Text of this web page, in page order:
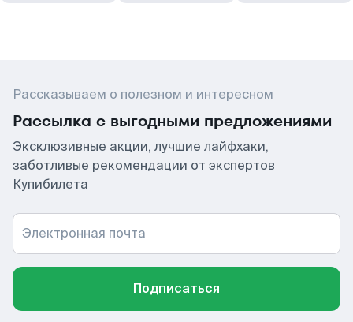
Рассказываем о полезном и интересном
Рассылка с выгодными предложениями
Эксклюзивные акции, лучшие лайфхаки,
заботливые рекомендации от экспертов
Купибилета
Электронная почта
Подписаться